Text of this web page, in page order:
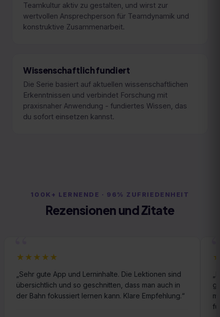
Teamkultur aktiv zu gestalten, und wirst zur
wertvollen Ansprechperson für Teamdynamik und
konstruktive Zusammenarbeit.
Wissenschaftlich fundiert
Die Serie basiert auf aktuellen wissenschaftlichen
Erkenntnissen und verbindet Forschung mit
praxisnaher Anwendung - fundiertes Wissen, das
du sofort einsetzen kannst.
100K+ LERNENDE · 96% ZUFRIEDENHEIT
Rezensionen und Zitate
“
★★★★★
Sehr gute App und Lerninhalte. Die Lektionen sind
übersichtlich und so geschnitten, dass man auch in
der Bahn fokussiert lernen kann. Klare Empfehlung.“